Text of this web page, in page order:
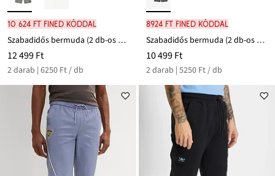
10 624 Ft FINED kóddal
Szabadidős bermuda (2 db-os csomag)
12 499 Ft
2 darab | 6250 Ft / db
8924 Ft FINED kóddal
Szabadidős bermuda (2 db-os csomag)
10 499 Ft
2 darab | 5250 Ft / db